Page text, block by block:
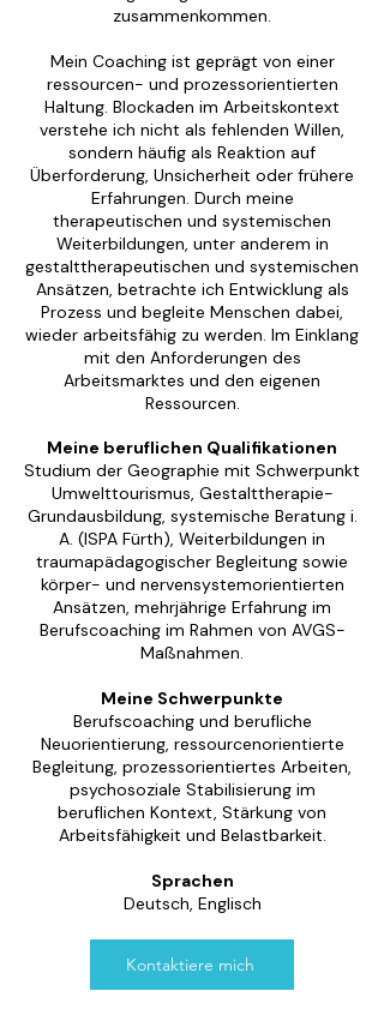
zusammenkommen.
Mein Coaching ist geprägt von einer
ressourcen- und prozessorientierten
Haltung. Blockaden im Arbeitskontext
verstehe ich nicht als fehlenden Willen,
sondern häufig als Reaktion auf
Überforderung, Unsicherheit oder frühere
Erfahrungen. Durch meine
therapeutischen und systemischen
Weiterbildungen, unter anderem in
gestalttherapeutischen und systemischen
Ansätzen, betrachte ich Entwicklung als
Prozess und begleite Menschen dabei,
wieder arbeitsfähig zu werden. Im Einklang
mit den Anforderungen des
Arbeitsmarktes und den eigenen
Ressourcen.
Meine beruflichen Qualifikationen
Studium der Geographie mit Schwerpunkt
Umwelttourismus, Gestalttherapie-
Grundausbildung, systemische Beratung i.
A. (ISPA Fürth), Weiterbildungen in
traumapädagogischer Begleitung sowie
körper- und nervensystemorientierten
Ansätzen, mehrjährige Erfahrung im
Berufscoaching im Rahmen von AVGS-
Maßnahmen.
Meine Schwerpunkte
Berufscoaching und berufliche
Neuorientierung, ressourcenorientierte
Begleitung, prozessorientiertes Arbeiten,
psychosoziale Stabilisierung im
beruflichen Kontext, Stärkung von
Arbeitsfähigkeit und Belastbarkeit.
Sprachen
Deutsch, Englisch
Kontaktiere mich